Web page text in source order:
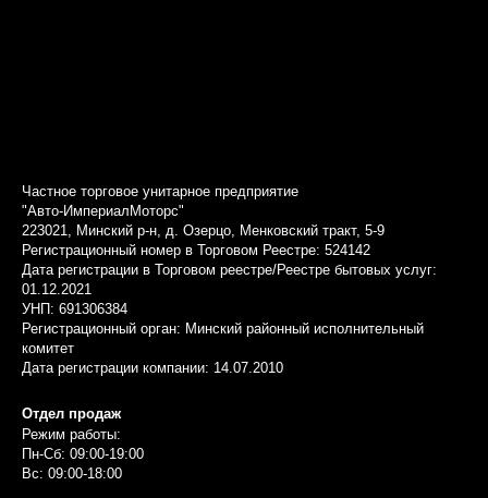
Частное торговое унитарное предприятие
"Авто-ИмпериалМоторс"
223021, Минский р-н, д. Озерцо, Менковский тракт, 5-9
Регистрационный номер в Торговом Реестре: 524142
Дата регистрации в Торговом реестре/Реестре бытовых услуг:
01.12.2021
УНП: 691306384
Регистрационный орган: Минский районный исполнительный
комитет
Дата регистрации компании: 14.07.2010
Отдел продаж
Режим работы:
Пн-Сб: 09:00-19:00
Вс: 09:00-18:00